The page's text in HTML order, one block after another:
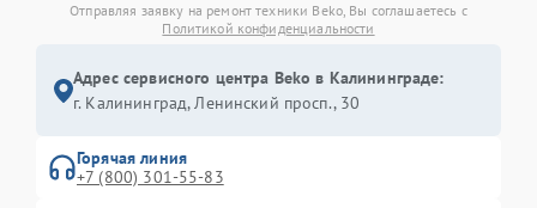
Отправляя заявку на ремонт техники Beko, Вы соглашаетесь с
Политикой конфиденциальности
Адрес сервисного центра Beko в Калининграде:
г. Калининград, Ленинский просп., 30
Горячая линия
+7 (800) 301-55-83